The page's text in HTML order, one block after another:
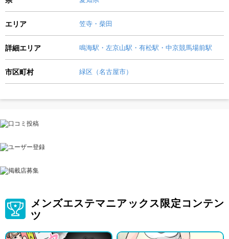
エリア 笠寺・柴田
詳細エリア 鳴海駅・左京山駅・有松駅・中京競馬場前駅
市区町村 緑区（名古屋市）
メンズエステマニアックス限定コンテン
ツ